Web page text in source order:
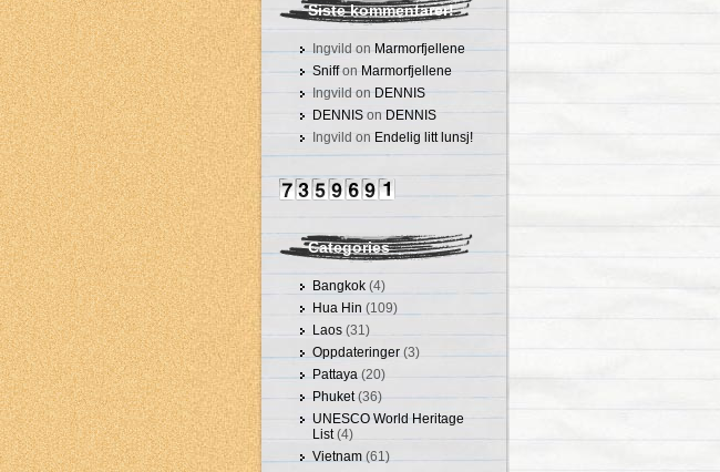
Siste kommentarer!
Ingvild on Marmorfjellene
Sniffon Marmorfjellene
Ingvild on DENNIS
DENNIS on DENNIS
Ingvild on Endelig litt lunsj!
Categories
Bangkok (4)
Hua Hin (109)
Laos (31)
Oppdateringer (3)
Pattaya (20)
Phuket(36)
UNESCO World Heritage
List(4)
Vietnam (61)